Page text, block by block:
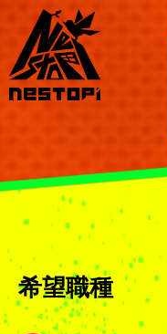
希望職種